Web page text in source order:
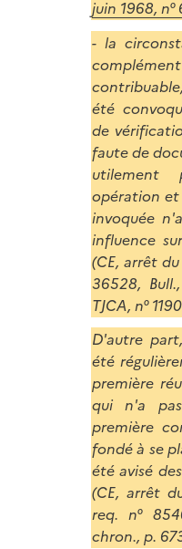
juin 1968, n°
- la
été
de
faute de
utilement
opération
invoquée
influence
(CE, arrêt
36528,
TJCA, n°
D'autre
été
première
qui n'a
première
fondé à se
été avisé
(CE, arrêt
req. n°
chron., p.